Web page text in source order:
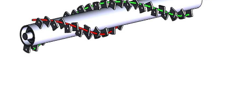
Pulvérisateurs
Pulvérisateurs portés
Rafraîchisseurs d'air par évaporation
GVS
GYS